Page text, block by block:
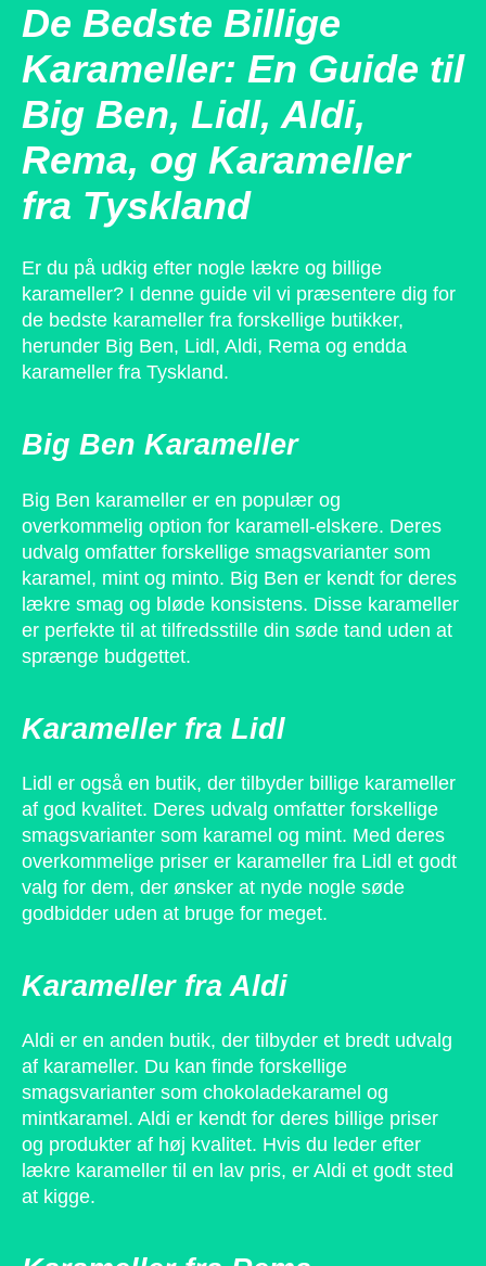
De Bedste Billige
Karameller: En Guide til
Big Ben, Lidl, Aldi,
Rema, og Karameller
fra Tyskland
Er du på udkig efter nogle lækre og billige
karameller? I denne guide vil vi præsentere dig for
de bedste karameller fra forskellige butikker,
herunder Big Ben, Lidl, Aldi, Rema og endda
karameller fra Tyskland.
Big Ben Karameller
Big Ben karameller er en populær og
overkommelig option for karamell-elskere. Deres
udvalg omfatter forskellige smagsvarianter som
karamel, mint og minto. Big Ben er kendt for deres
lækre smag og bløde konsistens. Disse karameller
er perfekte til at tilfredsstille din søde tand uden at
sprænge budgettet.
Karameller fra Lidl
Lidl er også en butik, der tilbyder billige karameller
af god kvalitet. Deres udvalg omfatter forskellige
smagsvarianter som karamel og mint. Med deres
overkommelige priser er karameller fra Lidl et godt
valg for dem, der ønsker at nyde nogle søde
godbidder uden at bruge for meget.
Karameller fra Aldi
Aldi er en anden butik, der tilbyder et bredt udvalg
af karameller. Du kan finde forskellige
smagsvarianter som chokoladekaramel og
mintkaramel. Aldi er kendt for deres billige priser
og produkter af høj kvalitet. Hvis du leder efter
lækre karameller til en lav pris, er Aldi et godt sted
at kigge.